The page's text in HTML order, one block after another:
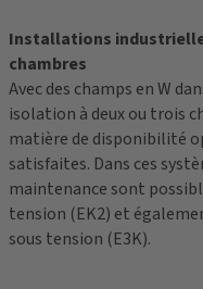
Installations
chambres
Avec des champs en W
isolation à deux ou trois
matière de disponibilité
satisfaites. Dans ces
maintenance sont
tension (EK2) et
sous tension (E3K).